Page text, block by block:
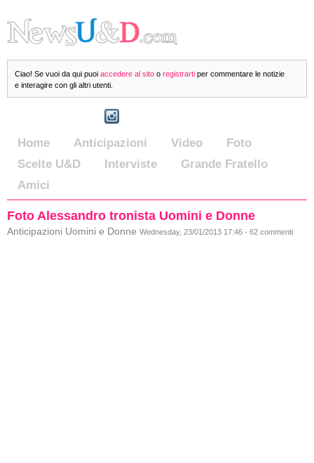
Ciao! Se vuoi da qui puoi accedere al sito o registrarti per commentare le notizie
e interagire con gli altri utenti.
Home Anticipazioni Video
Foto
Scelte U&D
Interviste
Grande Fratello
Amici
Foto Alessandro tronista Uomini e Donne
Anticipazioni Uomini e Donne Wednesday, 23/01/2013 17:46 - 62 commenti